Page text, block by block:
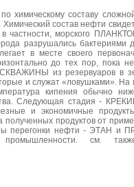
составу сложной
состав нефти
частности, морского
разрушались бактериями
в месте своего
до тех пор, пока
из резервуаров в
и служат «ловушками». На
кипения обычно
Следующая стадия -
и экономичные
продуктов от
перегонки нефти - ЭТАН и
промышленности. см.